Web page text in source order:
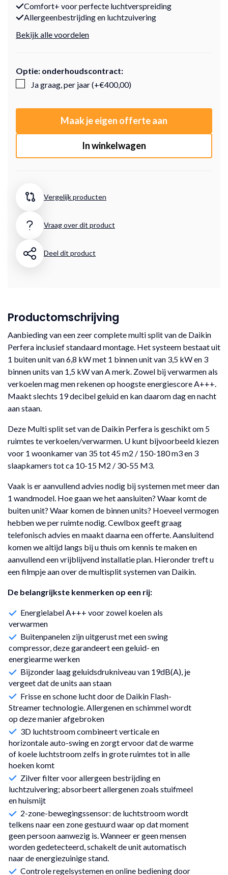
Comfort+ voor perfecte luchtverspreiding
Allergeenbestrijding en luchtzuivering
Bekijk alle voordelen
Optie: onderhoudscontract:
Ja graag, per jaar (+€400,00)
Maak je eigen offerte aan
In winkelwagen
Vergelijk producten
Vraag over dit product
Deel dit product
Productomschrijving
Aanbieding van een zeer complete multi split van de Daikin
Perfera inclusief standaard montage. Het systeem bestaat uit
1 buiten unit van 6,8 kW met 1 binnen unit van 3,5 kW en 3
binnen units van 1,5 kW van A merk. Zowel bij verwarmen als
verkoelen mag men rekenen op hoogste energiescore A+++.
Maakt slechts 19 decibel geluid en kan daarom dag en nacht
aan staan.
Deze Multi split set van de Daikin Perfera is geschikt om 5
ruimtes te verkoelen/verwarmen. U kunt bijvoorbeeld kiezen
voor 1 woonkamer van 35 tot 45 m2 / 150-180 m3 en 3
slaapkamers tot ca 10-15 M2 / 30-55 M3.
Vaak is er aanvullend advies nodig bij systemen met meer dan
1 wandmodel. Hoe gaan we het aansluiten? Waar komt de
buiten unit? Waar komen de binnen units? Hoeveel vermogen
hebben we per ruimte nodig. Cewlbox geeft graag
telefonisch advies en maakt daarna een offerte. Aansluitend
komen we altijd langs bij u thuis om kennis te maken en
aanvullend een vrijblijvend installatie plan. Hieronder treft u
een filmpje aan over de multisplit systemen van Daikin.
De belangrijkste kenmerken op een rij:
Energielabel A+++ voor zowel koelen als
verwarmen
Buitenpanelen zijn uitgerust met een swing
compressor, deze garandeert een geluid- en
energiearme werken
Bijzonder laag geluidsdrukniveau van 19dB(A), je
vergeet dat de units aan staan
Frisse en schone lucht door de Daikin Flash-
Streamer technologie. Allergenen en schimmel wordt
op deze manier afgebroken
3D luchtstroom combineert verticale en
horizontale auto-swing en zorgt ervoor dat de warme
of koele luchtstroom zelfs in grote ruimtes tot in alle
hoeken komt
Zilver filter voor allergeen bestrijding en
luchtzuivering; absorbeert allergenen zoals stuifmeel
en huismijt
2-zone-bewegingssensor: de luchtstroom wordt
telkens naar een zone gestuurd waar op dat moment
geen persoon aanwezig is. Wanneer er geen mensen
worden gedetecteerd, schakelt de unit automatisch
naar de energiezuinige stand.
Controle regelsystemen en online bediening door